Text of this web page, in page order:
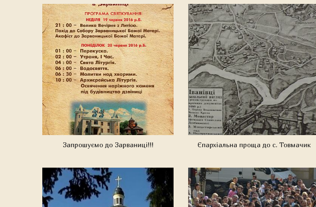
Запрошуємо до Зарваниці!!! Єпархіальна проща до с. Товмачик